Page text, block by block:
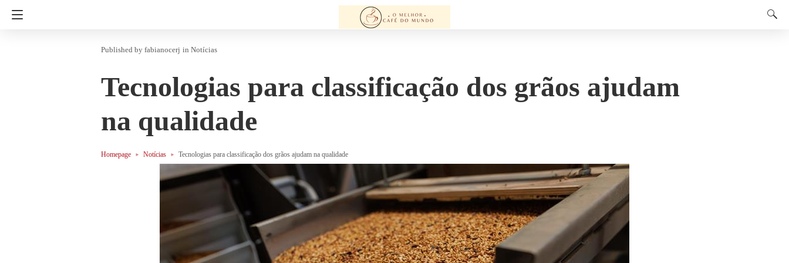
fabianocerj in Notícias
Tecnologias para classificação dos grãos ajudam
na qualidade
Homepage Notícias Tecnologias para classificação dos grãos ajudam na qualidade